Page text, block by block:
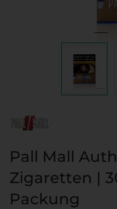
Pall Mall
Zigaretten |
Packung